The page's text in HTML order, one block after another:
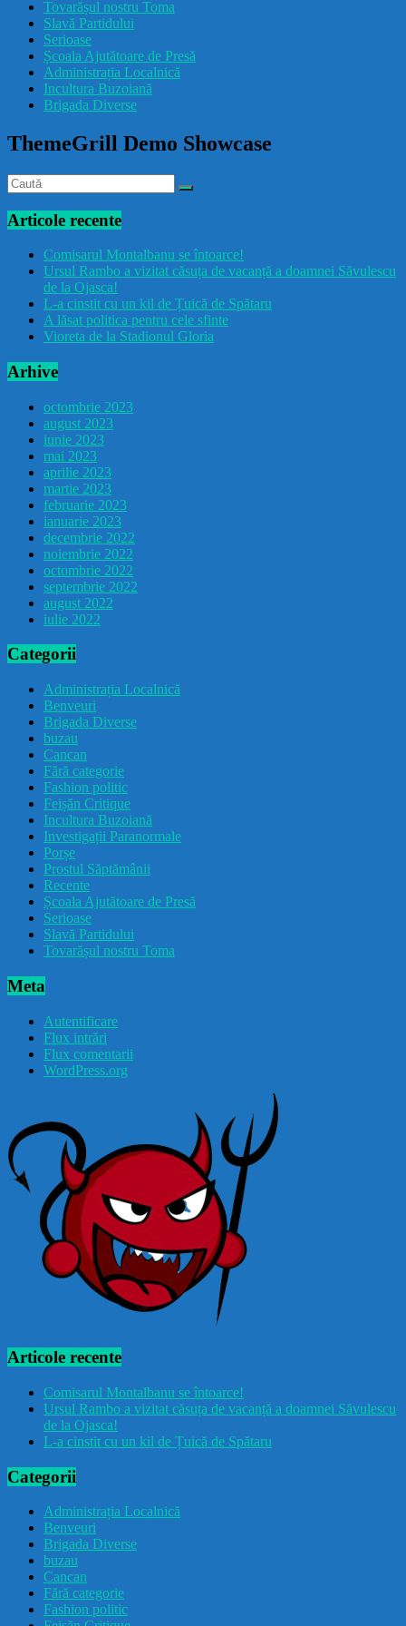
drăcușorulbuzoian
Tovarășul nostru Toma
Slavă Partidului
Serioase
Școala Ajutătoare de Presă
Administrația Localnică
Incultura Buzoiană
Brigada Diverse
ThemeGrill Demo Showcase
Articole recente
Comisarul Montalbanu se întoarce!
Ursul Rambo a vizitat căsuța de vacanță a doamnei Săvulescu
de la Ojasca!
L-a cinstit cu un kil de Țuică de Spătaru
A lăsat politica pentru cele sfinte
Vioreta de la Stadionul Gloria
Arhive
octombrie 2023
august 2023
iunie 2023
mai 2023
aprilie 2023
martie 2023
februarie 2023
ianuarie 2023
decembrie 2022
noiembrie 2022
octombrie 2022
septembrie 2022
august 2022
iulie 2022
Categorii
Administrația Localnică
Benveuri
Brigada Diverse
buzau
Cancan
Fără categorie
Fashion politic
Feișăn Critique
Incultura Buzoiană
Investigații Paranormale
Porșe
Prostul Săptămânii
Recente
Școala Ajutătoare de Presă
Serioase
Slavă Partidului
Tovarășul nostru Toma
Meta
Autentificare
Flux intrări
Flux comentarii
WordPress.org
Articole recente
Comisarul Montalbanu se întoarce!
Ursul Rambo a vizitat căsuța de vacanță a doamnei Săvulescu
de la Ojasca!
L-a cinstit cu un kil de Țuică de Spătaru
Categorii
Administrația Localnică
Benveuri
Brigada Diverse
buzau
Cancan
Fără categorie
Fashion politic